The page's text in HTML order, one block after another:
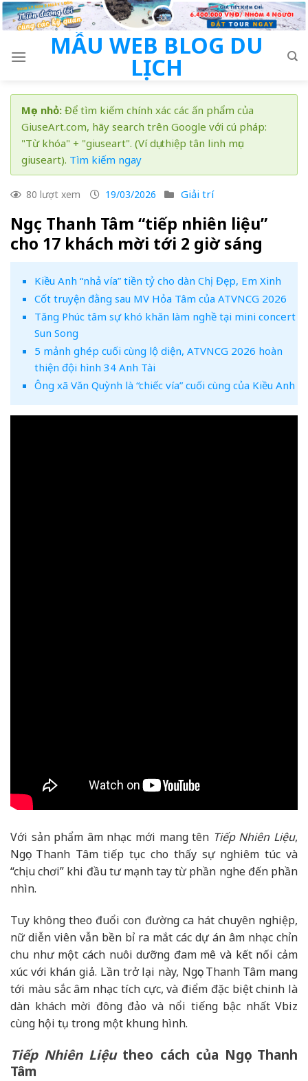
Skip
to
MẪU WEB BLOG DU
LỊCH
Mẹo nhỏ: Để tìm kiếm chính xác các ấn phẩm của
GiuseArt.com, hãy search trên Google với cú pháp:
"Từ khóa" + "giuseart". (Ví dụ: thiệp tân linh mục
giuseart). Tìm kiếm ngay
80 lượt xem 19/03/2026 Giải trí
Ngọc Thanh Tâm “tiếp nhiên liệu”
cho 17 khách mời tới 2 giờ sáng
Kiều Anh “nhả vía” tiền tỷ cho dàn Chị Đẹp, Em Xinh
Cốt truyện đằng sau MV Hỏa Tâm của ATVNCG 2026
Tăng Phúc tâm sự khó khăn làm nghề tại mini concert
Sun Song
5 mảnh ghép cuối cùng lộ diện, ATVNCG 2026 hoàn
thiện đội hình 34 Anh Tài
Ông xã Văn Quỳnh là “chiếc vía” cuối cùng của Kiều Anh
Với sản phẩm âm nhạc mới mang tên Tiếp Nhiên Liệu,
Ngọc Thanh Tâm tiếp tục cho thấy sự nghiêm túc và
“chịu chơi” khi đầu tư mạnh tay từ phần nghe đến phần
nhìn.
Tuy không theo đuổi con đường ca hát chuyên nghiệp,
nữ diễn viên vẫn bền bỉ ra mắt các dự án âm nhạc chỉn
chu như một cách nuôi dưỡng đam mê và kết nối cảm
xúc với khán giả. Lần trở lại này, Ngọc Thanh Tâm mang
tới màu sắc âm nhạc tích cực, và điểm đặc biệt chinh là
dàn khách mời đông đảo và nổi tiếng bậc nhất Vbiz
cùng hội tụ trong một khung hình.
Tiếp Nhiên Liệutheo cách của Ngọc Thanh
Tâm